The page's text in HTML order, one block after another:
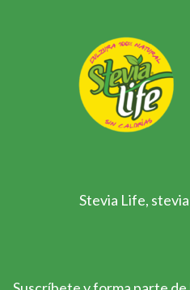
Stevia Life,